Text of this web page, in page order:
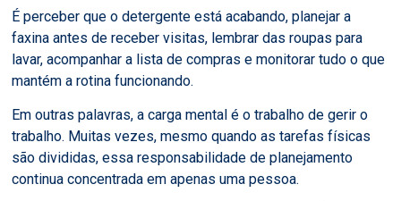
É perceber que o detergente está acabando, planejar a
faxina antes de receber visitas, lembrar das roupas para
lavar, acompanhar a lista de compras e monitorar tudo o que
mantém a rotina funcionando.
Em outras palavras, a carga mental é o trabalho de gerir o
trabalho. Muitas vezes, mesmo quando as tarefas físicas
são divididas, essa responsabilidade de planejamento
continua concentrada em apenas uma pessoa.